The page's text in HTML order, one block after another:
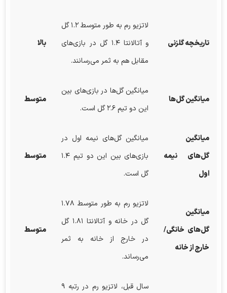
تاریخچه گلزنی
لاتزیو رم به طور متوسط ۱.۲ گل
و آتالانتا ۱.۴ گل در بازی‌های
مقابل هم به ثمر می‌رسانند.
بالا
میانگین گل‌ها
میانگین گل‌ها در بازی‌های بین
این دو تیم ۲.۶ گل است.
متوسط
میانگین
گل‌های نیمه
اول
میانگین گل‌های نیمه اول در
بازی‌های بین این دو تیم ۱.۴
گل است.
متوسط
میانگین
گل‌های خانگی/
خارج از خانه
لاتزیو رم به طور متوسط ۱.۷۸
گل در خانه و آتالانتا ۱.۸۱ گل
در خارج از خانه به ثمر
می‌رساند.
متوسط
سال قبل، لاتزیو رم در رتبه ۹